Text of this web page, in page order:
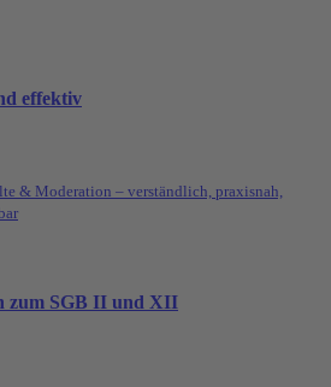
effektiv
& Moderation – verständlich, praxisnah,
zum SGB II und XII